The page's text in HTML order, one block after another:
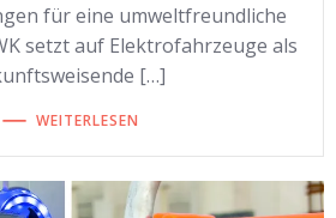
für eine umweltfreundliche
setzt auf Elektrofahrzeuge als
[…]
WEITERLESEN